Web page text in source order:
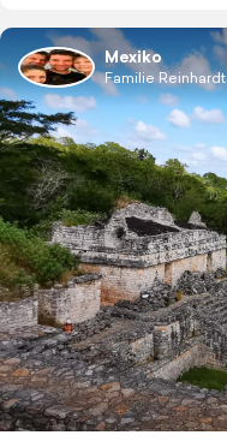
Mexiko
Familie Reinhardt